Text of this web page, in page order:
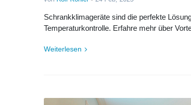
Schrankklimageräte sind die perfekte
Temperaturkontrolle. Erfahre mehr über
Weiterlesen